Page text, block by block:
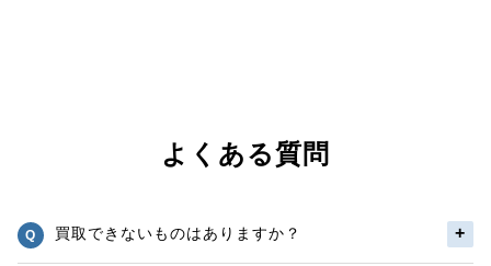
よくある質問
買取できないものはありますか？